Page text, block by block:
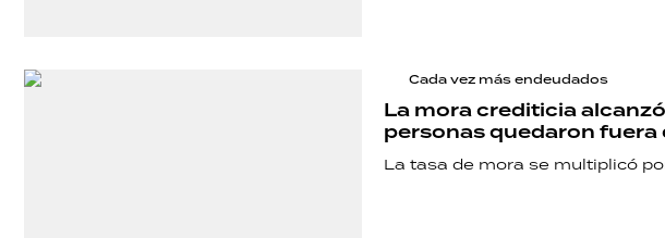
Cada vez más endeudados
La mora crediticia
personas quedaron
La tasa de mora se multiplicó
ECONOMÍA